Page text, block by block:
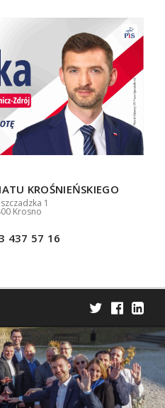
KROŚNIEŃSKIEGO
1
Krosno
437 57 16